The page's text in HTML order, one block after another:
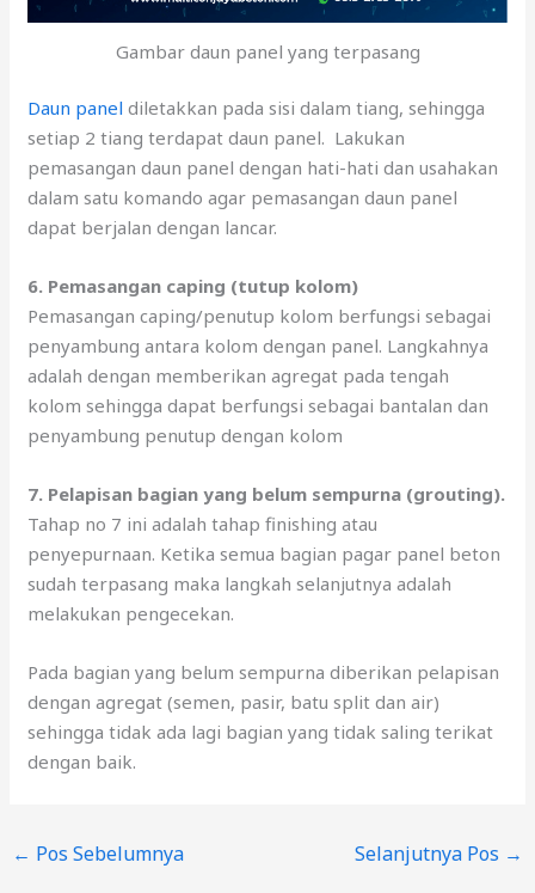
Gambar daun panel yang terpasang
Daun panel diletakkan pada sisi dalam tiang, sehingga
setiap 2 tiang terdapat daun panel. Lakukan
pemasangan daun panel dengan hati-hati dan usahakan
dalam satu komando agar pemasangan daun panel
dapat berjalan dengan lancar.
6. Pemasangan caping (tutup kolom)
Pemasangan caping/penutup kolom berfungsi sebagai
penyambung antara kolom dengan panel. Langkahnya
adalah dengan memberikan agregat pada tengah
kolom sehingga dapat berfungsi sebagai bantalan dan
penyambung penutup dengan kolom
7. Pelapisan bagian yang belum sempurna (grouting).
Tahap no 7 ini adalah tahap finishing atau
penyepurnaan. Ketika semua bagian pagar panel beton
sudah terpasang maka langkah selanjutnya adalah
melakukan pengecekan.
Pada bagian yang belum sempurna diberikan pelapisan
dengan agregat (semen, pasir, batu split dan air)
sehingga tidak ada lagi bagian yang tidak saling terikat
dengan baik.
← Pos Sebelumnya Selanjutnya Pos →